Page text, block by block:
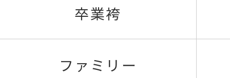
卒業袴
ファミリー